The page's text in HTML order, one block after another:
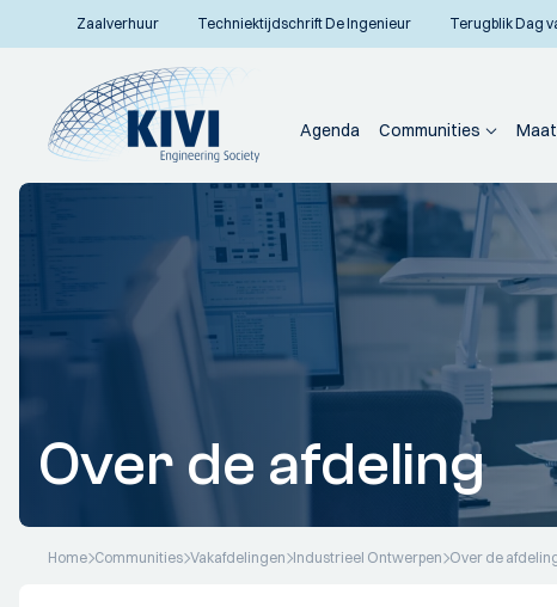
Zaalverhuur Techniektijdschrift De Ingenieur Terugblik Dag
Agenda Communities
Over de afdeling
Home Communities Vakafdelingen Industrieel Ontwerpen Over de